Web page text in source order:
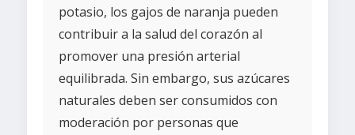
potasio, los gajos de naranja pueden
contribuir a la salud del corazón al
promover una presión arterial
equilibrada. Sin embargo, sus azúcares
naturales deben ser consumidos con
moderación por personas que